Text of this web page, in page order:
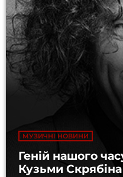
МУЗИЧНІ НОВИНИ
Геній нашого
Кузьми Скрябіна